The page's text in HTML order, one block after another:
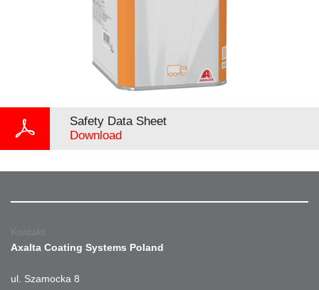
Safety Data Sheet
Download
Kontakt
Axalta Coating Systems Poland
ul. Szamocka 8